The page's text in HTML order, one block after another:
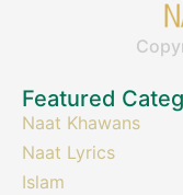
Featured
Naat Khawans
Naat Lyrics
Islam